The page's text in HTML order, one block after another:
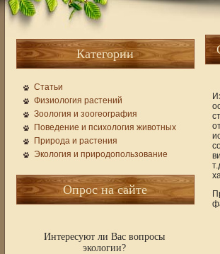
Категории
Статьи
Физиология растений
Зоология и зоогеография
Поведение и психология животных
Природа и растения
Экология и природопользование
Опрос на сайте
Интересуют ли Вас вопросы
экологии?